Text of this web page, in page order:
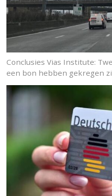
Conclusies Vias Institute:
een bon hebben gekregen